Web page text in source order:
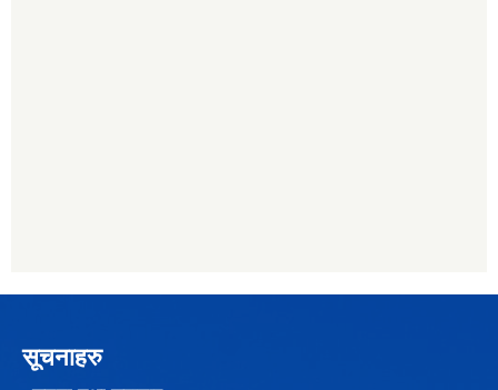
सूचनाहरु